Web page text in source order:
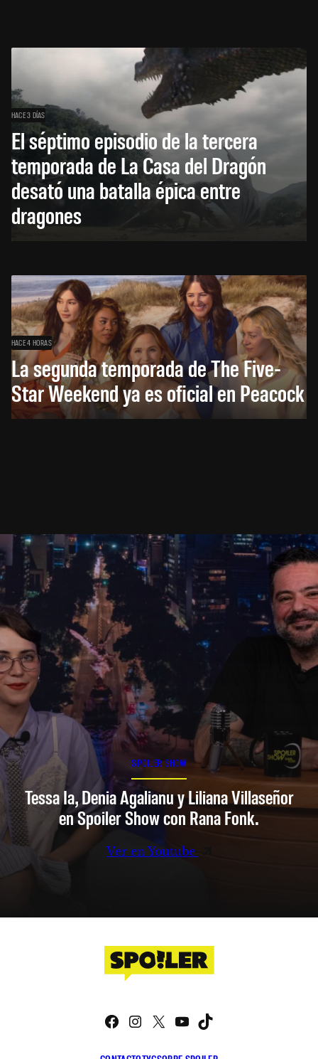
HACE 3 DÍAS
El séptimo episodio de la tercera
temporada de La Casa del Dragón
desató una batalla épica entre
dragones
HACE 4 HORAS
La segunda temporada de The Five-
Star Weekend ya es oficial en Peacock
SPOILER SHOW
Tessa Ia, Denia Agalianu y Liliana Villaseñor
en Spoiler Show con Rana Fonk.
Ver en Youtube
Facebook
Instagram
X YouTube